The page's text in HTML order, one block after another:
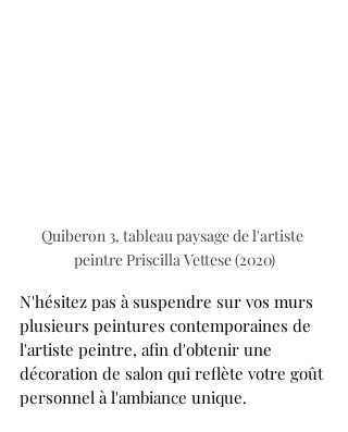
Quiberon 3, tableau paysage de l'artiste
peintre Priscilla Vettese (2020)
N'hésitez pas à suspendre sur vos murs
plusieurs peintures contemporaines de
l'artiste peintre, afin d'obtenir une
décoration de salon qui reflète votre goût
personnel à l'ambiance unique.